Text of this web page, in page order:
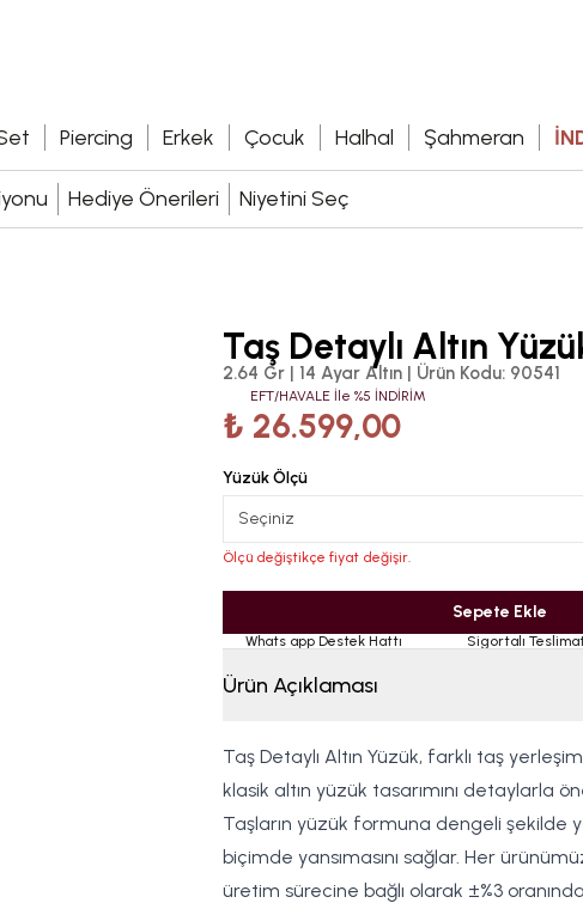
Piercing Erkek Çocuk Halhal Şahmeran
Hediye Önerileri Niyetini Seç
Taş Detaylı Altın
2.64 Gr | 14 Ayar Altın | Ürün Kodu: 90541
EFT/HAVALE İle %5 İNDİRİM
₺ 26.599,00
Yüzük Ölçü
Seçiniz
Ölçü değiştikçe fiyat değişir.
Sepete Ekle
Whats app Destek Hattı Sigortalı
Ürün Açıklaması
Taş Detaylı Altın Yüzük, farklı taş
klasik altın yüzük tasarımını detaylarla
Taşların yüzük formuna dengeli şekilde
biçimde yansımasını sağlar. Her ürünümüz
üretim sürecine bağlı olarak ±%3